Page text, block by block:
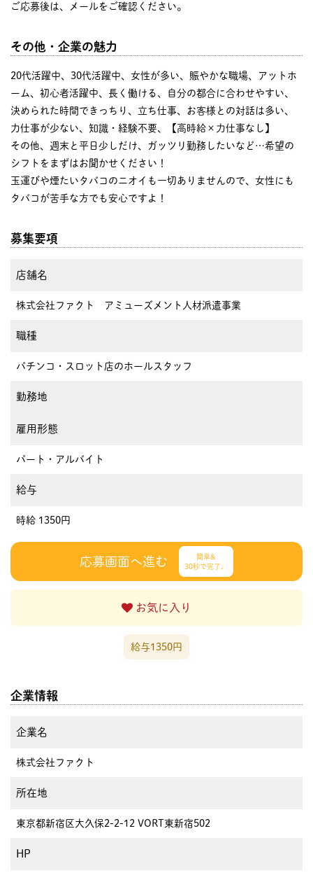
ご応募後は、メールをご確認ください。
その他・企業の魅力
20代活躍中、30代活躍中、女性が多い、賑やかな職場、アットホ
ーム、初心者活躍中、長く働ける、自分の都合に合わせやすい、
決められた時間できっちり、立ち仕事、お客様との対話は多い、
力仕事が少ない、知識・経験不要、【高時給×力仕事なし】
その他、週末と平日少しだけ、ガッツリ勤務したいなど…希望の
シフトをまずはお聞かせください！
玉運びや煙たいタバコのニオイも一切ありませんので、女性にも
タバコが苦手な方でも安心ですよ！
募集要項
店舗名
株式会社ファクト アミューズメント人材派遣事業
職種
パチンコ・スロット店のホールスタッフ
勤務地
雇用形態
パート・アルバイト
給与
時給 1350円
応募画面へ進む
簡単&
30秒で完了♩
お気に入り
給与1350円
企業情報
企業名
株式会社ファクト
所在地
東京都新宿区大久保2-2-12 VORT東新宿502
HP